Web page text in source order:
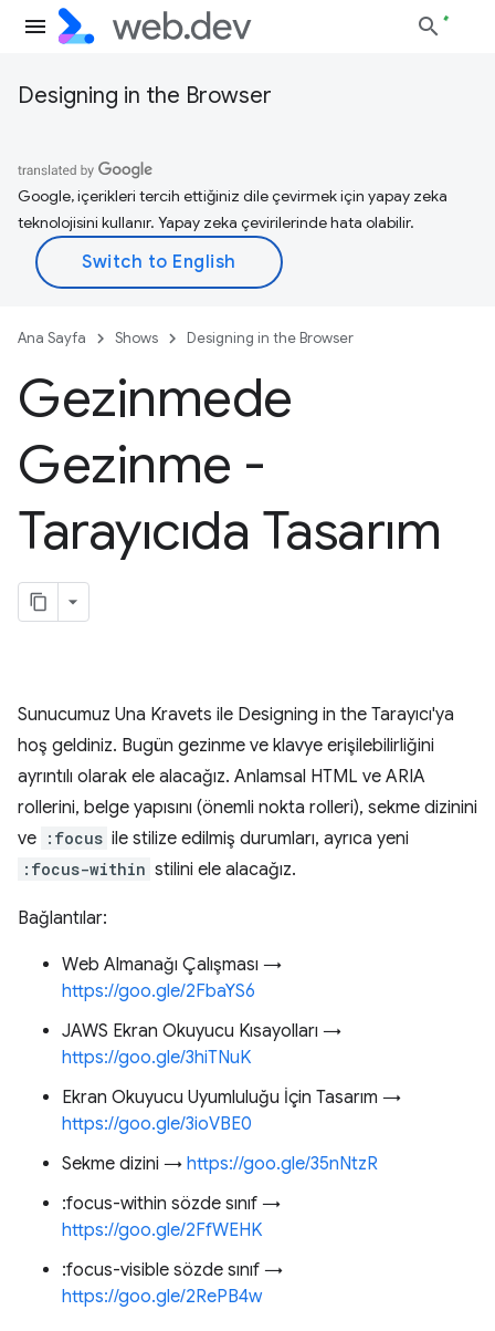
Designing in the Browser
Google, içerikleri tercih ettiğiniz dile çevirmek için yapay zeka
teknolojisini kullanır. Yapay zeka çevirilerinde hata olabilir.
Ana Sayfa Shows Designing in the Browser
Gezinmede
Gezinme -
Tarayıcıda Tasarım
Sunucumuz Una Kravets ile Designing in the Tarayıcı'ya
hoş geldiniz. Bugün gezinme ve klavye erişilebilirliğini
ayrıntılı olarak ele alacağız. Anlamsal HTML ve ARIA
rollerini, belge yapısını (önemli nokta rolleri), sekme dizinini
ve :focus ile stilize edilmiş durumları, ayrıca yeni
:focus-within stilini ele alacağız.
Bağlantılar:
Web Almanağı Çalışması →
https://goo.gle/2FbaYS6
JAWS Ekran Okuyucu Kısayolları →
https://goo.gle/3hiTNuK
Ekran Okuyucu Uyumluluğu İçin Tasarım →
https://goo.gle/3ioVBE0
Sekme dizini → https://goo.gle/35nNtzR
:focus-within sözde sınıf →
https://goo.gle/2FfWEHK
:focus-visible sözde sınıf →
https://goo.gle/2RePB4w